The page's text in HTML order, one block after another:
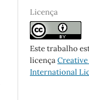
Licença
Este trabalho
licença
International